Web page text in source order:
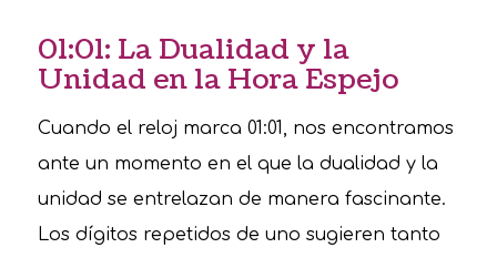
01:01: La Dualidad y la
Unidad en la Hora Espejo
Cuando el reloj marca 01:01, nos encontramos
ante un momento en el que la dualidad y la
unidad se entrelazan de manera fascinante.
Los dígitos repetidos de uno sugieren tanto